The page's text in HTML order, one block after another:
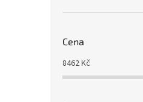
Cena
8462Kč